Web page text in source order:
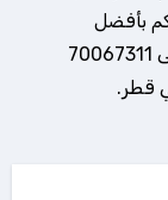
بأفضل
الأسعار، لا تترددوا في الاتصال بنا اليوم على 70067311
قطر.